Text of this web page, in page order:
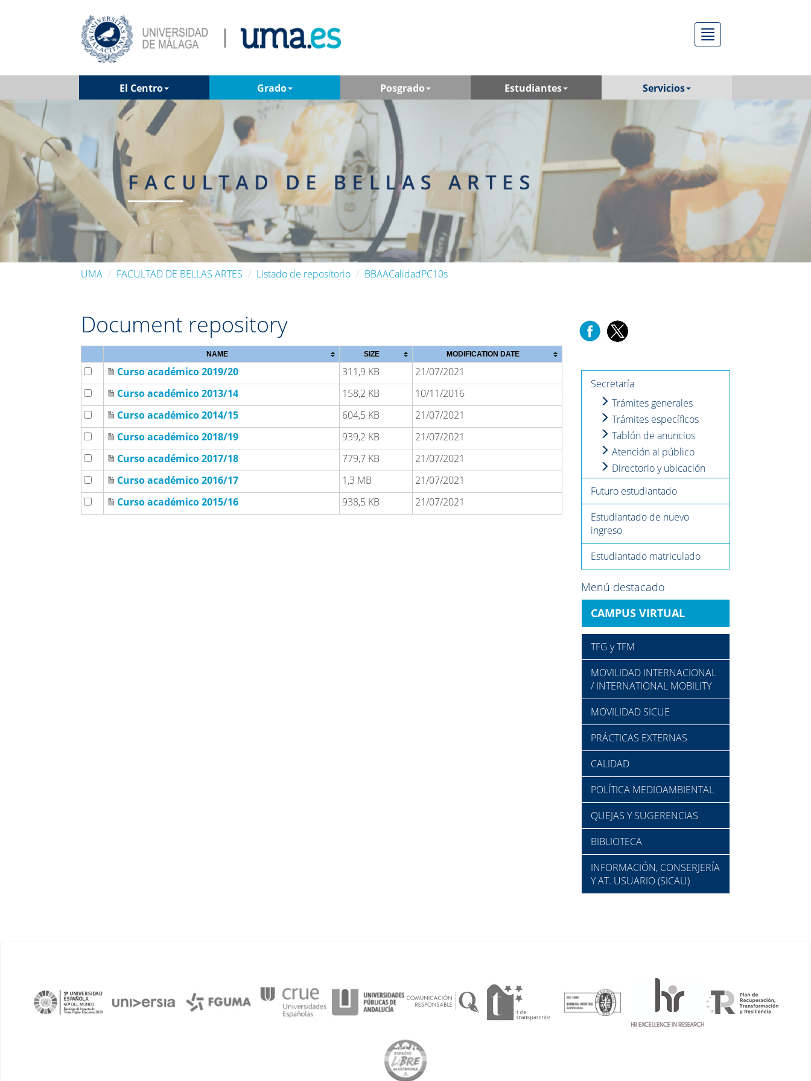
Menú
El Centro Grado Posgrado Estudiantes Servicios
UMA FACULTAD DE BELLAS ARTES Listado de repositorio BBAACalidadPC10s
Document repository
NAME SIZE MODIFICATION DATE
Curso académico 2019/20 311,9 KB
21/07/2021
Curso académico 2013/14
158,2 KB
10/11/2016
Curso académico 2014/15
604,5 KB
21/07/2021
Curso académico 2018/19
939,2 KB
21/07/2021
Curso académico 2017/18
779,7 KB
21/07/2021
Curso académico 2016/17
1,3 MB
21/07/2021
Curso académico 2015/16
938,5 KB 21/07/2021
Secretaría
Trámites generales
Trámites específicos
Tablón de anuncios
Atención al público
Directorio y ubicación
Futuro estudiantado
Estudiantado de nuevo
ingreso
Estudiantado matriculado
Menú destacado
CAMPUS VIRTUAL
TFG y TFM
MOVILIDAD INTERNACIONAL
/ INTERNATIONAL MOBILITY
MOVILIDAD SICUE
PRÁCTICAS EXTERNAS
CALIDAD
POLÍTICA MEDIOAMBIENTAL
QUEJAS Y SUGERENCIAS
BIBLIOTECA
INFORMACIÓN, CONSERJERÍA
Y AT. USUARIO (SICAU)